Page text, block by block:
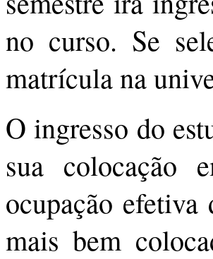
no curso. Se
matrícula na
O ingresso do
sua colocação
ocupação efetiva
mais bem